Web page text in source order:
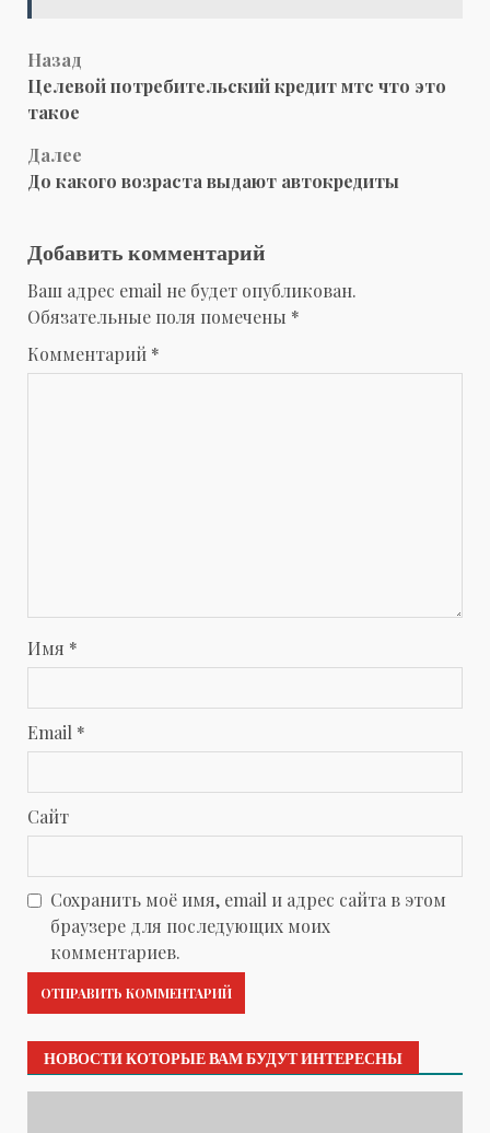
Навигация
записи
Назад
Целевой потребительский кредит мтс что это
такое
Далее
До какого возраста выдают автокредиты
Добавить комментарий
Ваш адрес email не будет опубликован.
Обязательные поля помечены *
Комментарий *
Имя *
Email *
Сайт
Сохранить моё имя, email и адрес сайта в этом
браузере для последующих моих
комментариев.
НОВОСТИ КОТОРЫЕ ВАМ БУДУТ ИНТЕРЕСНЫ